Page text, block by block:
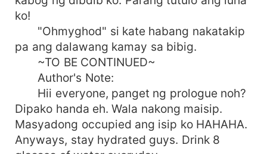
ko!
"Ohmyghod" si kate habang nakatakip
pa ang dalawang kamay sa bibig.
~TO BE CONTINUED~
Author's Note:
Hii everyone, panget ng prologue noh?
Dipako handa eh. Wala nakong maisip.
Masyadong occupied ang isip ko HAHAHA.
Anyways, stay hydrated guys. Drink 8